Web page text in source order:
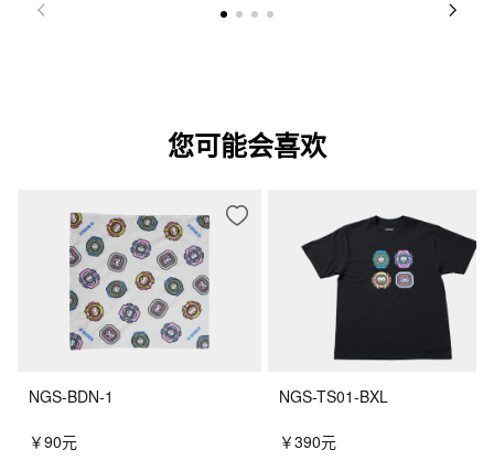
您可能会喜欢
NGS-BDN-1
￥90元
NGS-TS01-BXL
￥390元